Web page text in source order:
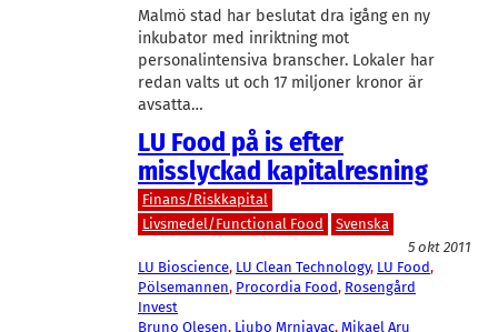
Malmö stad har beslutat dra igång en ny
inkubator med inriktning mot
personalintensiva branscher. Lokaler har
redan valts ut och 17 miljoner kronor är
avsatta…
LU Food på is efter
misslyckad kapitalresning
Finans/Riskkapital
Livsmedel/Functional Food
Svenska
5 okt 2011
LU Bioscience, LU Clean Technology, LU Food
Pölsemannen, Procordia Food, Rosengård
Invest
Bruno Olesen, Ljubo Mrnjavac, Mikael Aru